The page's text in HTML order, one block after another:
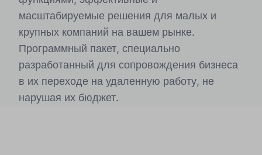
масштабируемые решения для малых и
крупных компаний на вашем рынке.
Программный пакет, специально
разработанный для сопровождения бизнеса
в их переходе на удаленную работу, не
нарушая их бюджет.